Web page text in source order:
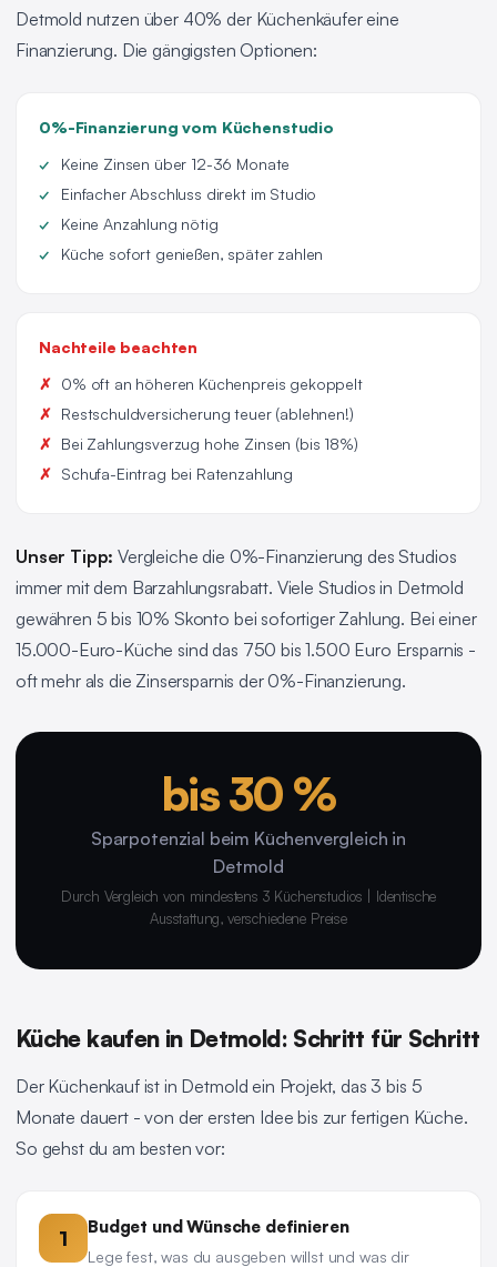
Detmold nutzen über 40% der Küchenkäufer eine
Finanzierung. Die gängigsten Optionen:
0%-Finanzierung vom Küchenstudio
Keine Zinsen über 12-36 Monate
Einfacher Abschluss direkt im Studio
Keine Anzahlung nötig
Küche sofort genießen, später zahlen
Nachteile beachten
0% oft an höheren Küchenpreis gekoppelt
Restschuldversicherung teuer (ablehnen!)
Bei Zahlungsverzug hohe Zinsen (bis 18%)
Schufa-Eintrag bei Ratenzahlung
Unser Tipp: Vergleiche die 0%-Finanzierung des Studios
immer mit dem Barzahlungsrabatt. Viele Studios in Detmold
gewähren 5 bis 10% Skonto bei sofortiger Zahlung. Bei einer
15.000-Euro-Küche sind das 750 bis 1.500 Euro Ersparnis -
oft mehr als die Zinsersparnis der 0%-Finanzierung.
bis 30 %
Sparpotenzial beim Küchenvergleich in
Detmold
Durch Vergleich von mindestens 3 Küchenstudios | Identische
Ausstattung, verschiedene Preise
Küche kaufen in Detmold: Schritt für Schritt
Der Küchenkauf ist in Detmold ein Projekt, das 3 bis 5
Monate dauert - von der ersten Idee bis zur fertigen Küche.
So gehst du am besten vor:
1 Budget und Wünsche definieren
Lege fest, was du ausgeben willst und was dir